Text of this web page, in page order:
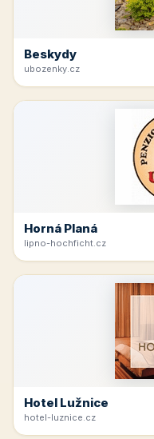
Beskydy
ubozenky.cz
Horná Planá
lipno-hochficht.cz
Hotel Lužnice
hotel-luznice.cz